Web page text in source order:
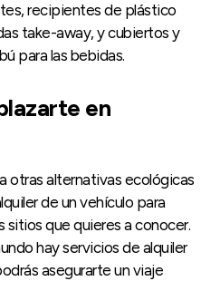
recipientes de plástico
take-away, y cubiertos y
para las bebidas.
en
otras alternativas ecológicas
de un vehículo para
que quieres a conocer.
hay servicios de alquiler
asegurarte un viaje